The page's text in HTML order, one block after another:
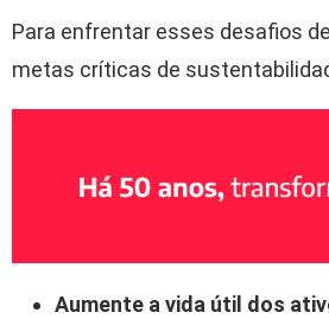
Para enfrentar esses desafios
metas críticas de
Aumente a vida útil dos